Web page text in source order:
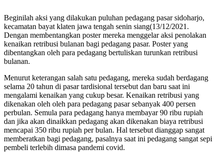
Beginilah aksi yang dilakukan puluhan pedagang pasar sidoharjo,
kecamatan bayat klaten jawa tengah senin siang(13/12/2021.
Dengan membentangkan poster mereka menggelar aksi penolakan
kenaikan retribusi bulanan bagi pedagang pasar. Poster yang
dibentangkan oleh para pedagang bertuliskan turunkan retribusi
bulanan.
Menurut keterangan salah satu pedagang, mereka sudah berdagang
selama 20 tahun di pasar tardisional tersebut dan baru saat ini
mengalami kenaikan yang cukup besar. Kenaikan retribusi yang
dikenakan oleh oleh para pedagang pasar sebanyak 400 persen
perbulan. Semula para pedagang hanya membayar 90 ribu rupiah
dan jika akan dinaikkan pedagang akan dikenakan biaya retribusi
mencapai 350 ribu rupiah per bulan. Hal tersebut dianggap sangat
memberatkan bagi pedagang, pasalnya saat ini pedagang sangat sepi
pembeli terlebih dimasa pandemi covid.